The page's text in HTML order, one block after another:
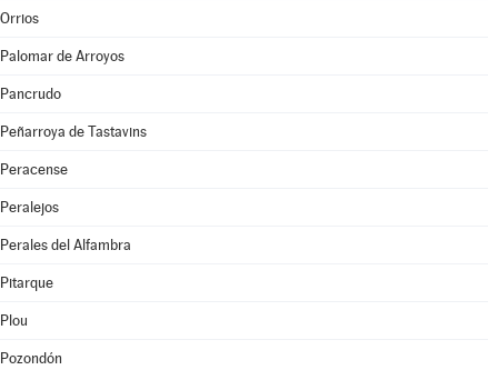
Orrios
Palomar de Arroyos
Pancrudo
Peñarroya de Tastavins
Peracense
Peralejos
Perales del Alfambra
Pitarque
Plou
Pozondón